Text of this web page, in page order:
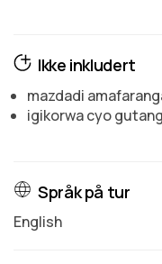
Ikke inkludert
mazdadi
igikorwa cyo
Språk på tur
English